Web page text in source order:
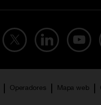
Operadores Mapa web